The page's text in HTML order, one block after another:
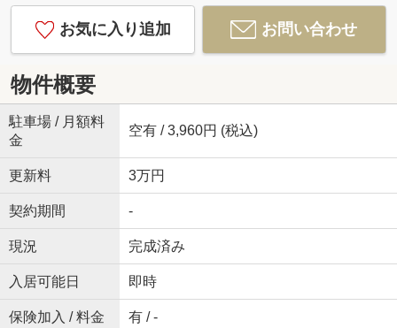
お気に入り追加 お問い合わせ
物件概要
駐車場 / 月額料
金
空有 / 3,960円 (税込)
更新料 3万円
契約期間 -
現況 完成済み
入居可能日 即時
保険加入 / 料金 有 / -